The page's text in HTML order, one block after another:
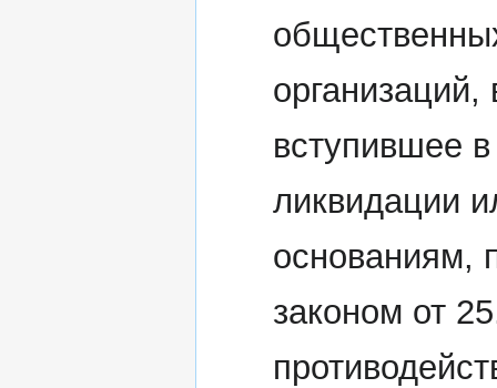
вступившее
ликвидации
основаниям,
законом от